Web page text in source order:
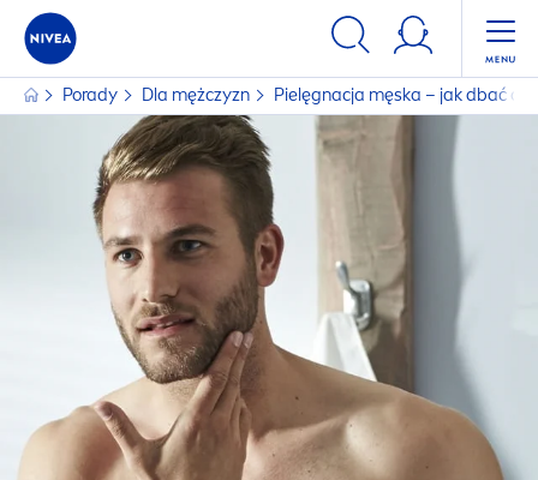
Porady Dla mężczyzn Pielęgnacja męska – jak dbać o